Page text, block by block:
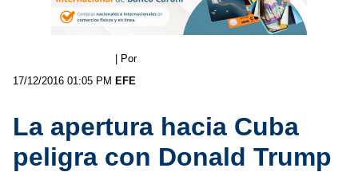
17/12/2016 01:05 PM
| Por
EFE
La apertura hacia Cuba
peligra con Donald Trump